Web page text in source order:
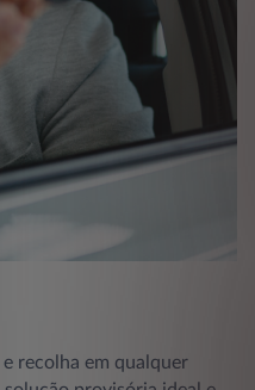
recolha em qualquer